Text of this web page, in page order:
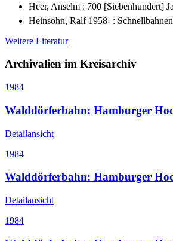
Heer, Anselm : 700
Heinsohn, Ralf 1958- :
Weitere Literatur
Archivalien im Kreisarchiv
1984
Walddörferbahn: Hamburger
Detailansicht
1984
Walddörferbahn: Hamburger
Detailansicht
1984